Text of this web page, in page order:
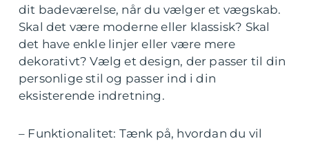
dit badeværelse, når du vælger et vægskab.
Skal det være moderne eller klassisk? Skal
det have enkle linjer eller være mere
dekorativt? Vælg et design, der passer til din
personlige stil og passer ind i din
eksisterende indretning.
– Funktionalitet: Tænk på, hvordan du vil